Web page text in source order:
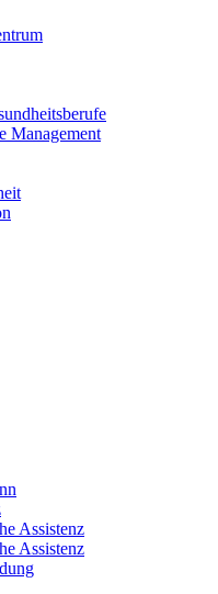
Management
Assistenz
Assistenz